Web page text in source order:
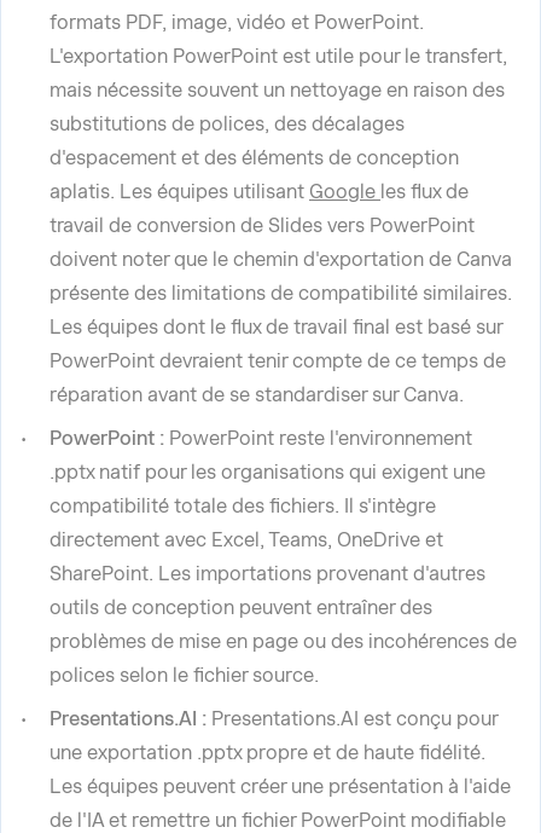
formats PDF, image, vidéo et PowerPoint.
L'exportation PowerPoint est utile pour le transfert,
mais nécessite souvent un nettoyage en raison des
substitutions de polices, des décalages
d'espacement et des éléments de conception
aplatis. Les équipes utilisant Google les flux de
travail de conversion de Slides vers PowerPoint
doivent noter que le chemin d'exportation de Canva
présente des limitations de compatibilité similaires.
Les équipes dont le flux de travail final est basé sur
PowerPoint devraient tenir compte de ce temps de
réparation avant de se standardiser sur Canva.
PowerPoint : PowerPoint reste l'environnement
.pptx natif pour les organisations qui exigent une
compatibilité totale des fichiers. Il s'intègre
directement avec Excel, Teams, OneDrive et
SharePoint. Les importations provenant d'autres
outils de conception peuvent entraîner des
problèmes de mise en page ou des incohérences de
polices selon le fichier source.
Presentations.AI : Presentations.AI est conçu pour
une exportation .pptx propre et de haute fidélité.
Les équipes peuvent créer une présentation à l'aide
de l'IA et remettre un fichier PowerPoint modifiable